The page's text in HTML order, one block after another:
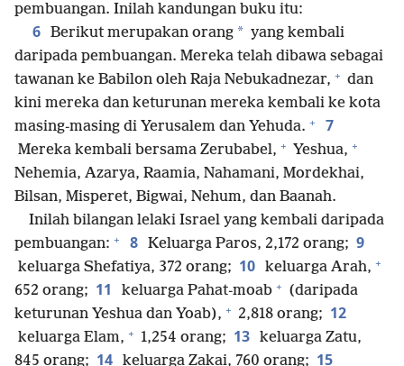
pembuangan. Inilah kandungan buku itu:
6 Berikut merupakan orang * yang kembali
daripada pembuangan. Mereka telah dibawa sebagai
tawanan ke Babilon oleh Raja Nebukadnezar, + dan
kini mereka dan keturunan mereka kembali ke kota
masing-masing di Yerusalem dan Yehuda. + 7
Mereka kembali bersama Zerubabel, + Yeshua, +
Nehemia, Azarya, Raamia, Nahamani, Mordekhai,
Bilsan, Misperet, Bigwai, Nehum, dan Baanah.
Inilah bilangan lelaki Israel yang kembali daripada
pembuangan: + 8 Keluarga Paros, 2,172 orang; 9
keluarga Shefatiya, 372 orang; 10 keluarga Arah, +
652 orang; 11 keluarga Pahat-moab + (daripada
keturunan Yeshua dan Yoab), + 2,818 orang; 12
keluarga Elam, + 1,254 orang; 13 keluarga Zatu,
845 orang; 14 keluarga Zakai, 760 orang; 15